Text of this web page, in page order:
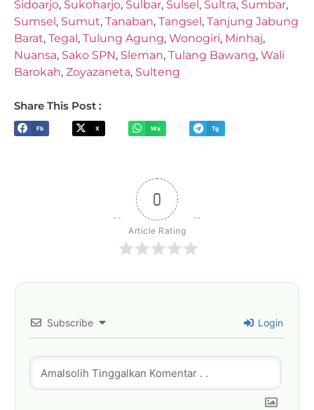
Sidoarjo, Sukoharjo, Sulbar, Sulsel , Sultra, Sumbar,
Sumsel , Sumut, Tanaban, Tangsel , Tanjung Jabung
Barat, Tegal , Tulung Agung, Wonogiri, Minhaj,
Nuansa, Sako SPN, Sleman, Tulang Bawang, Wali
Barokah, Zoyazaneta, Sulteng
Share This Post :
Fb X Wa Tg
0
Article Rating
Subscribe Login